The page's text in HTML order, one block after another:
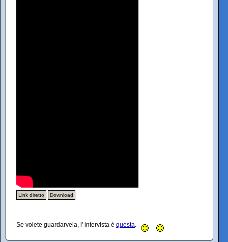
Link diretto Download
Se volete guardarvela, l' intervista è questa.